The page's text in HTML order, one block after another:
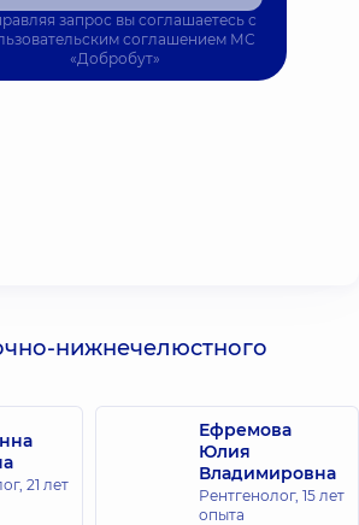
запрос вы соглашаетесь с
соглашением МС
«Добробут»
нижнечелюстного
21 лет
Ефремова
Юлия
Владимировна
Рентгенолог, 15 лет
опыта